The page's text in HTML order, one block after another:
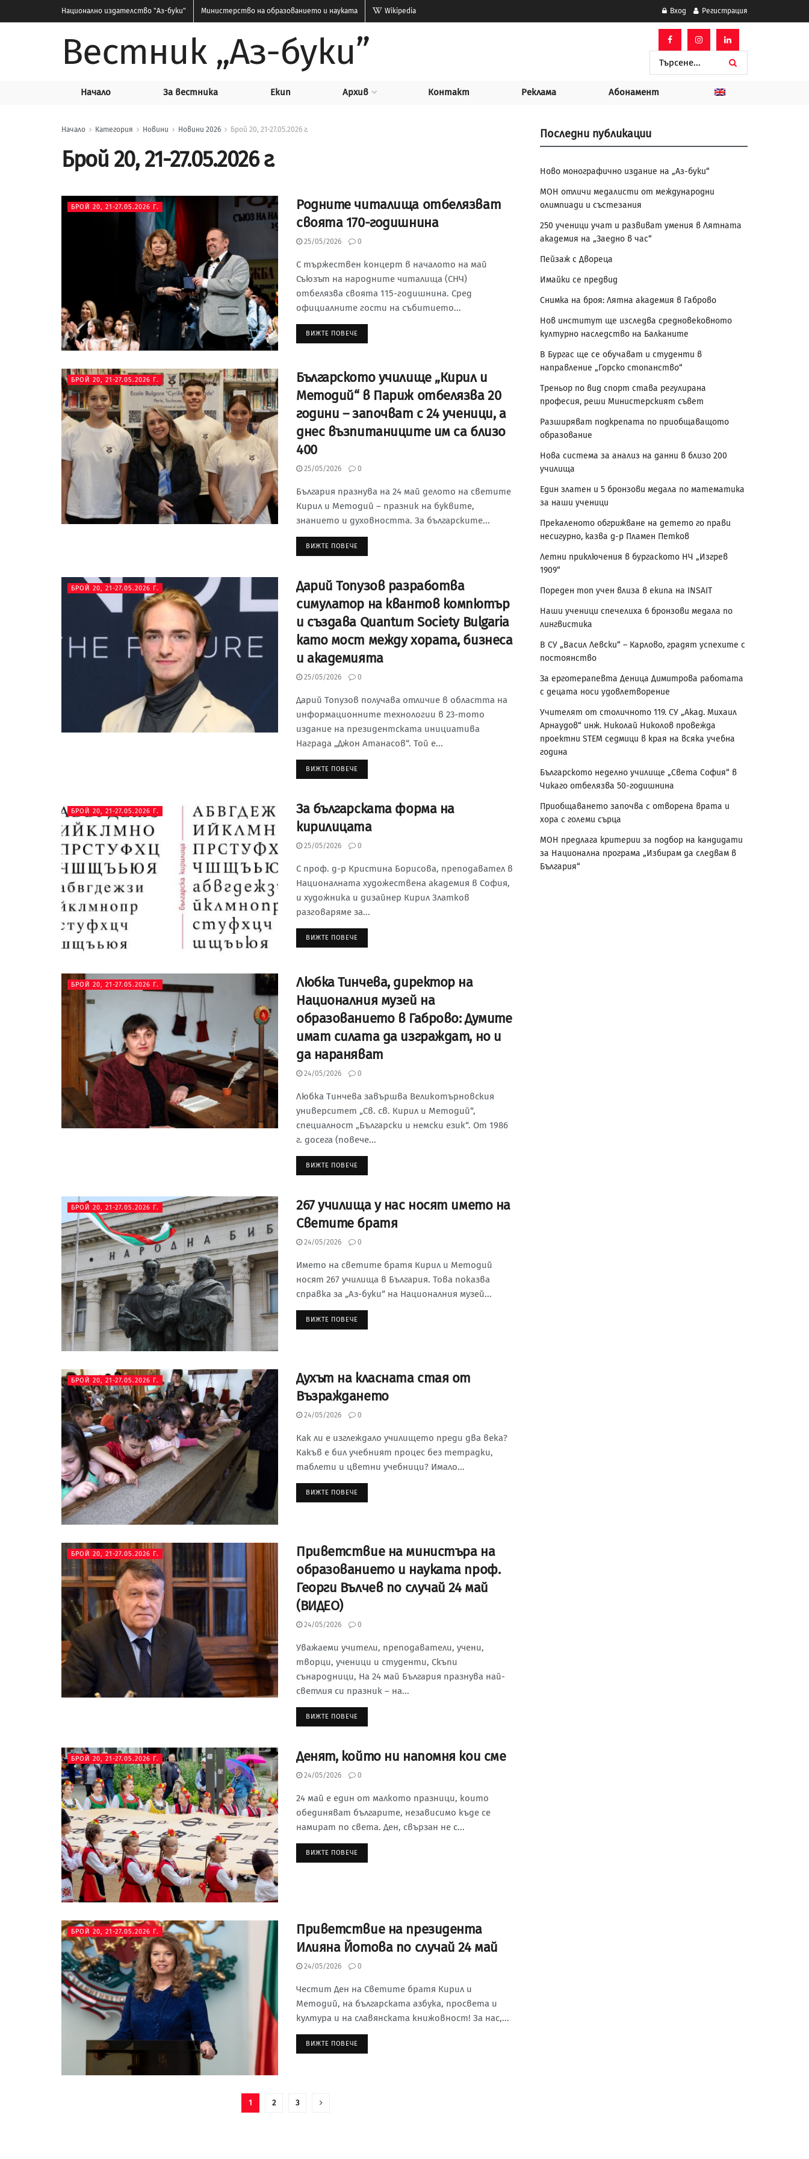
Национално издателство "Аз-буки" Министерство на образованието и науката Wikipedia Вход Регистрация
Вестник „Аз-буки”
Начало За вестника Екип Архив Контакт Реклама Абонамент
Начало Категория Новини Новини 2026 Брой 20, 21-27.05.2026 г.
Брой 20, 21-27.05.2026 г.
БРОЙ 20, 21-27.05.2026 Г.
Родните читалища отбелязват
своята 170-годишнина
25/05/2026 0
С тържествен концерт в началото на май
Съюзът на народните читалища (СНЧ)
отбелязва своята 115-годишнина. Сред
официалните гости на събитието...
ВИЖТЕ ПОВЕЧЕ
БРОЙ 20, 21-27.05.2026 Г.
Българското училище „Кирил и
Методий“ в Париж отбелязва 20
години – започват с 24 ученици, а
днес възпитаниците им са близо
400
25/05/2026 0
България празнува на 24 май делото на светите
Кирил и Методий – празник на буквите,
знанието и духовността. За българските...
ВИЖТЕ ПОВЕЧЕ
БРОЙ 20, 21-27.05.2026 Г.
Дарий Топузов разработва
симулатор на квантов компютър
и създава Quantum Society Bulgaria
като мост между хората, бизнеса
и академията
25/05/2026 0
Дарий Топузов получава отличие в областта на
информационните технологии в 23-тото
издание на президентската инициатива
Награда „Джон Атанасов“. Той е...
ВИЖТЕ ПОВЕЧЕ
БРОЙ 20, 21-27.05.2026 Г.
За българската форма на
кирилицата
25/05/2026 0
С проф. д-р Кристина Борисова, преподавател в
Националната художествена академия в София,
и художника и дизайнер Кирил Златков
разговаряме за...
ВИЖТЕ ПОВЕЧЕ
БРОЙ 20, 21-27.05.2026 Г.
Любка Тинчева, директор на
Националния музей на
образованието в Габрово: Думите
имат силата да изграждат, но и
да нараняват
24/05/2026 0
Любка Тинчева завършва Великотърновския
университет „Св. св. Кирил и Методий“,
специалност „Български и немски език“. От 1986
г. досега (повече...
ВИЖТЕ ПОВЕЧЕ
БРОЙ 20, 21-27.05.2026 Г.
267 училища у нас носят името на
Светите братя
24/05/2026 0
Името на светите братя Кирил и Методий
носят 267 училища в България. Това показва
справка за „Аз-буки“ на Националния музей...
ВИЖТЕ ПОВЕЧЕ
БРОЙ 20, 21-27.05.2026 Г.
Духът на класната стая от
Възраждането
24/05/2026 0
Как ли е изглеждало училището преди два века?
Какъв е бил учебният процес без тетрадки,
таблети и цветни учебници? Имало...
ВИЖТЕ ПОВЕЧЕ
БРОЙ 20, 21-27.05.2026 Г.
Приветствие на министъра на
образованието и науката проф.
Георги Вълчев по случай 24 май
(ВИДЕО)
24/05/2026 0
Уважаеми учители, преподаватели, учени,
творци, ученици и студенти, Скъпи
сънародници, На 24 май България празнува най-
светлия си празник – на...
ВИЖТЕ ПОВЕЧЕ
БРОЙ 20, 21-27.05.2026 Г. Денят, който ни напомня кои сме
24/05/2026 0
24 май е един от малкото празници, които
обединяват българите, независимо къде се
намират по света. Ден, свързан не с...
ВИЖТЕ ПОВЕЧЕ
БРОЙ 20, 21-27.05.2026 Г.
Приветствие на президента
Илияна Йотова по случай 24 май
24/05/2026 0
Честит Ден на Светите братя Кирил и
Методий, на българската азбука, просвета и
култура и на славянската книжовност! За нас,...
ВИЖТЕ ПОВЕЧЕ
1 2 3
Последни публикации
Ново монографично издание на „Аз-буки“
МОН отличи медалисти от международни
олимпиади и състезания
250 ученици учат и развиват умения в Лятната
академия на „Заедно в час“
Пейзаж с Двореца
Имайки се предвид
Снимка на броя: Лятна академия в Габрово
Нов институт ще изследва средновековното
културно наследство на Балканите
В Бургас ще се обучават и студенти в
направление „Горско стопанство“
Треньор по вид спорт става регулирана
професия, реши Министерският съвет
Разширяват подкрепата по приобщаващото
образование
Нова система за анализ на данни в близо 200
училища
Един златен и 5 бронзови медала по математика
за наши ученици
Прекаленото обгрижване на детето го прави
несигурно, казва д-р Пламен Петков
Летни приключения в бургаското НЧ „Изгрев
1909“
Пореден топ учен влиза в екипа на INSAIT
Наши ученици спечелиха 6 бронзови медала по
лингвистика
В СУ „Васил Левски“ – Карлово, градят успехите с
постоянство
За ерготерапевта Деница Димитрова работата
с децата носи удовлетворение
Учителят от столичното 119. СУ „Акад. Михаил
Арнаудов“ инж. Николай Николов провежда
проектни STEM седмици в края на всяка учебна
година
Българското неделно училище „Света София“ в
Чикаго отбелязва 50-годишнина
Приобщаването започва с отворена врата и
хора с големи сърца
МОН предлага критерии за подбор на кандидати
за Национална програма „Избирам да следвам в
България“